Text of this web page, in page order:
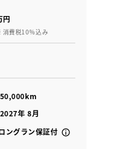
円
消費税10％込み
50,000km
2027年 8月
ングラン保証付